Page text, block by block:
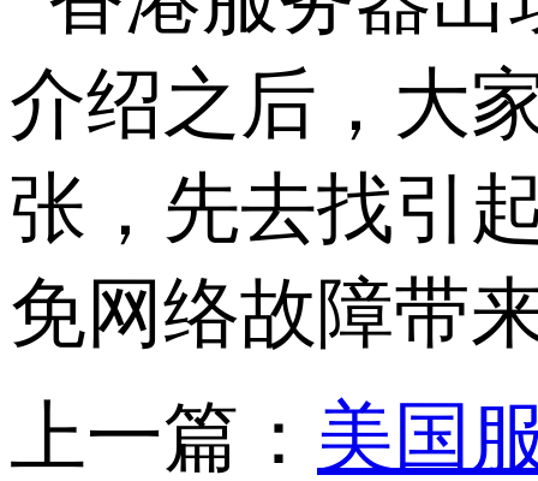
介绍之后，大
张，先去找引
免网络故障带
上一篇： 美国